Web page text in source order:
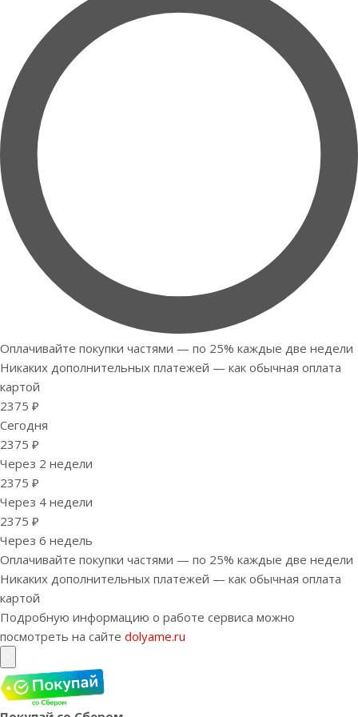
Оплачивайте покупки частями — по 25% каждые две недели
Никаких дополнительных платежей — как обычная оплата
картой
2375 ₽
Сегодня
2375 ₽
Через 2 недели
2375 ₽
Через 4 недели
2375 ₽
Через 6 недель
Оплачивайте покупки частями — по 25% каждые две недели
Никаких дополнительных платежей — как обычная оплата
картой
Подробную информацию о работе сервиса можно
посмотреть на сайте dolyame.ru